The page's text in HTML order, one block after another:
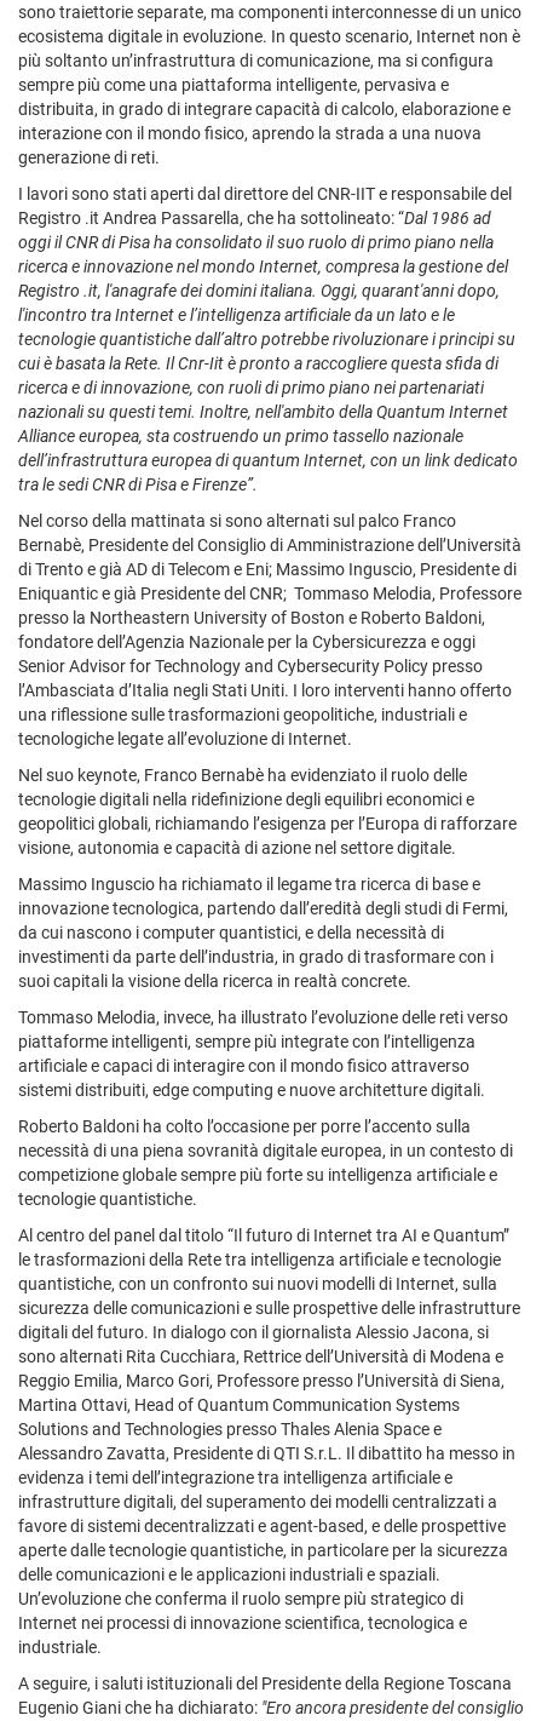
sono traiettorie separate, ma componenti interconnesse di un unico
ecosistema digitale in evoluzione. In questo scenario, Internet non è
più soltanto un’infrastruttura di comunicazione, ma si configura
sempre più come una piattaforma intelligente, pervasiva e
distribuita, in grado di integrare capacità di calcolo, elaborazione e
interazione con il mondo fisico, aprendo la strada a una nuova
generazione di reti.
I lavori sono stati aperti dal direttore del CNR-IIT e responsabile del
Registro .it Andrea Passarella, che ha sottolineato: “Dal 1986 ad
oggi il CNR di Pisa ha consolidato il suo ruolo di primo piano nella
ricerca e innovazione nel mondo Internet, compresa la gestione del
Registro .it, l'anagrafe dei domini italiana. Oggi, quarant'anni dopo,
l'incontro tra Internet e l’intelligenza artificiale da un lato e le
tecnologie quantistiche dall’altro potrebbe rivoluzionare i principi su
cui è basata la Rete. Il Cnr-Iit è pronto a raccogliere questa sfida di
ricerca e di innovazione, con ruoli di primo piano nei partenariati
nazionali su questi temi. Inoltre, nell'ambito della Quantum Internet
Alliance europea, sta costruendo un primo tassello nazionale
dell’infrastruttura europea di quantum Internet, con un link dedicato
tra le sedi CNR di Pisa e Firenze”.
Nel corso della mattinata si sono alternati sul palco Franco
Bernabè, Presidente del Consiglio di Amministrazione dell’Università
di Trento e già AD di Telecom e Eni; Massimo Inguscio, Presidente di
Eniquantic e già Presidente del CNR; Tommaso Melodia, Professore
presso la Northeastern University of Boston e Roberto Baldoni,
fondatore dell’Agenzia Nazionale per la Cybersicurezza e oggi
Senior Advisor for Technology and Cybersecurity Policy presso
l’Ambasciata d’Italia negli Stati Uniti. I loro interventi hanno offerto
una riflessione sulle trasformazioni geopolitiche, industriali e
tecnologiche legate all’evoluzione di Internet.
Nel suo keynote, Franco Bernabè ha evidenziato il ruolo delle
tecnologie digitali nella ridefinizione degli equilibri economici e
geopolitici globali, richiamando l’esigenza per l’Europa di rafforzare
visione, autonomia e capacità di azione nel settore digitale.
Massimo Inguscio ha richiamato il legame tra ricerca di base e
innovazione tecnologica, partendo dall’eredità degli studi di Fermi,
da cui nascono i computer quantistici, e della necessità di
investimenti da parte dell’industria, in grado di trasformare con i
suoi capitali la visione della ricerca in realtà concrete.
Tommaso Melodia, invece, ha illustrato l’evoluzione delle reti verso
piattaforme intelligenti, sempre più integrate con l’intelligenza
artificiale e capaci di interagire con il mondo fisico attraverso
sistemi distribuiti, edge computing e nuove architetture digitali.
Roberto Baldoni ha colto l’occasione per porre l’accento sulla
necessità di una piena sovranità digitale europea, in un contesto di
competizione globale sempre più forte su intelligenza artificiale e
tecnologie quantistiche.
Al centro del panel dal titolo “Il futuro di Internet tra AI e Quantum”
le trasformazioni della Rete tra intelligenza artificiale e tecnologie
quantistiche, con un confronto sui nuovi modelli di Internet, sulla
sicurezza delle comunicazioni e sulle prospettive delle infrastrutture
digitali del futuro. In dialogo con il giornalista Alessio Jacona, si
sono alternati Rita Cucchiara, Rettrice dell’Università di Modena e
Reggio Emilia, Marco Gori, Professore presso l’Università di Siena,
Martina Ottavi, Head of Quantum Communication Systems
Solutions and Technologies presso Thales Alenia Space e
Alessandro Zavatta, Presidente di QTI S.r.L. Il dibattito ha messo in
evidenza i temi dell’integrazione tra intelligenza artificiale e
infrastrutture digitali, del superamento dei modelli centralizzati a
favore di sistemi decentralizzati e agent-based, e delle prospettive
aperte dalle tecnologie quantistiche, in particolare per la sicurezza
delle comunicazioni e le applicazioni industriali e spaziali.
Un’evoluzione che conferma il ruolo sempre più strategico di
Internet nei processi di innovazione scientifica, tecnologica e
industriale.
A seguire, i saluti istituzionali del Presidente della Regione Toscana
Eugenio Giani che ha dichiarato: "Ero ancora presidente del consiglio